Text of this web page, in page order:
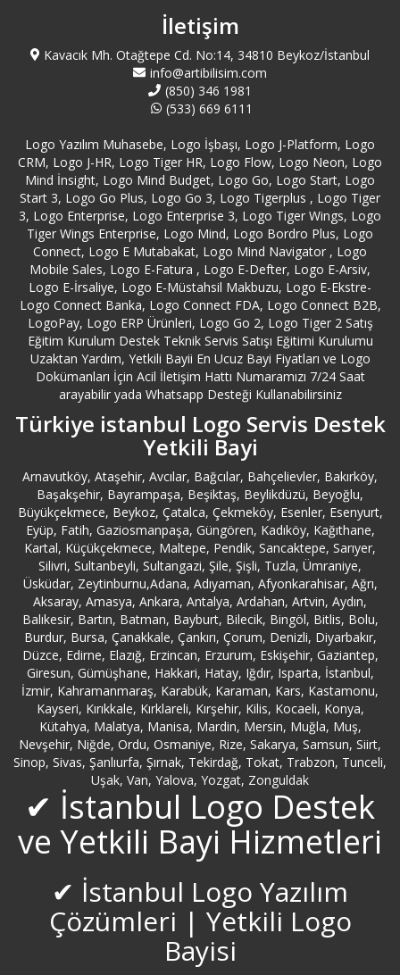
Başakşehir Logo Destek
Batman Logo Destek
Bayburt Logo Destek
Bayrampaşa Logo Destek
Beşiktaş Logo Destek
Beykoz Logo Destek
Beylikdüzü Logo Destek
Beyoğlu Logo Destek
Bilecik Logo Destek
Bitlis Logo Destek
Bolu Logo Destek
Burdur Logo Destek
Bursa Logo Destek
Büyükçekmece Logo Destek
Çanakkale Logo Destek
Çankırı Logo Destek
Çatalca Logo Destek
Çekmeköy Logo Destek
Çorum Logo Destek
İletişim
Kavacık Mh. Otağtepe Cd. No:14, 34810 Beykoz/İstanbul
info@artibilisim.com
(850) 346 1981
(533) 669 6111
Logo Yazılım Muhasebe, Logo İşbaşı, Logo J-Platform, Logo
CRM, Logo J-HR, Logo Tiger HR, Logo Flow, Logo Neon, Logo
Mind İnsight, Logo Mind Budget, Logo Go, Logo Start, Logo
Start 3, Logo Go Plus, Logo Go 3, Logo Tigerplus , Logo Tiger
3, Logo Enterprise, Logo Enterprise 3, Logo Tiger Wings, Logo
Tiger Wings Enterprise, Logo Mind, Logo Bordro Plus, Logo
Connect, Logo E Mutabakat, Logo Mind Navigator , Logo
Mobile Sales, Logo E-Fatura , Logo E-Defter, Logo E-Arsiv,
Logo E-İrsaliye, Logo E-Müstahsil Makbuzu, Logo E-Ekstre-
Logo Connect Banka, Logo Connect FDA, Logo Connect B2B,
LogoPay, Logo ERP Ürünleri, Logo Go 2, Logo Tiger 2 Satış
Eğitim Kurulum Destek Teknik Servis Satışı Eğitimi Kurulumu
Uzaktan Yardım, Yetkili Bayii En Ucuz Bayi Fiyatları ve Logo
Dokümanları İçin Acil İletişim Hattı Numaramızı 7/24 Saat
arayabilir yada Whatsapp Desteği Kullanabilirsiniz
Türkiye istanbul Logo Servis Destek
Yetkili Bayi
Arnavutköy, Ataşehir, Avcılar, Bağcılar, Bahçelievler, Bakırköy,
Başakşehir, Bayrampaşa, Beşiktaş, Beylikdüzü, Beyoğlu,
Büyükçekmece, Beykoz, Çatalca, Çekmeköy, Esenler, Esenyurt,
Eyüp, Fatih, Gaziosmanpaşa, Güngören, Kadıköy, Kağıthane,
Kartal, Küçükçekmece, Maltepe, Pendik, Sancaktepe, Sarıyer,
Silivri, Sultanbeyli, Sultangazi, Şile, Şişli, Tuzla, Ümraniye,
Üsküdar, Zeytinburnu,Adana, Adıyaman, Afyonkarahisar, Ağrı,
Aksaray, Amasya, Ankara, Antalya, Ardahan, Artvin, Aydın,
Balıkesir, Bartın, Batman, Bayburt, Bilecik, Bingöl, Bitlis, Bolu,
Burdur, Bursa, Çanakkale, Çankırı, Çorum, Denizli, Diyarbakır,
Düzce, Edirne, Elazığ, Erzincan, Erzurum, Eskişehir, Gaziantep,
Giresun, Gümüşhane, Hakkari, Hatay, Iğdır, Isparta, İstanbul,
İzmir, Kahramanmaraş, Karabük, Karaman, Kars, Kastamonu,
Kayseri, Kırıkkale, Kırklareli, Kırşehir, Kilis, Kocaeli, Konya,
Kütahya, Malatya, Manisa, Mardin, Mersin, Muğla, Muş,
Nevşehir, Niğde, Ordu, Osmaniye, Rize, Sakarya, Samsun, Siirt,
Sinop, Sivas, Şanlıurfa, Şırnak, Tekirdağ, Tokat, Trabzon, Tunceli,
Uşak, Van, Yalova, Yozgat, Zonguldak
✔ İstanbul Logo Destek
ve Yetkili Bayi Hizmetleri
✔ İstanbul Logo Yazılım
Çözümleri | Yetkili Logo
Bayisi